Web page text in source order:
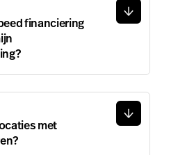
financiering
met